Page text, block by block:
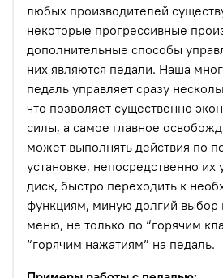
любых производителей
некоторые прогрессивные
дополнительные способы
них являются педали. Наша
педаль управляет сразу
что позволяет существенно
силы, а самое главное
может выполнять действия по
установке, непосредственно их
диск, быстро переходить к
функциям, миную долгий выбор
меню, не только по “горячим
“горячим нажатиям” на педаль.